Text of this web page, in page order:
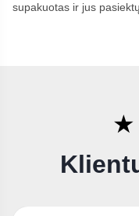
supakuotas ir jus